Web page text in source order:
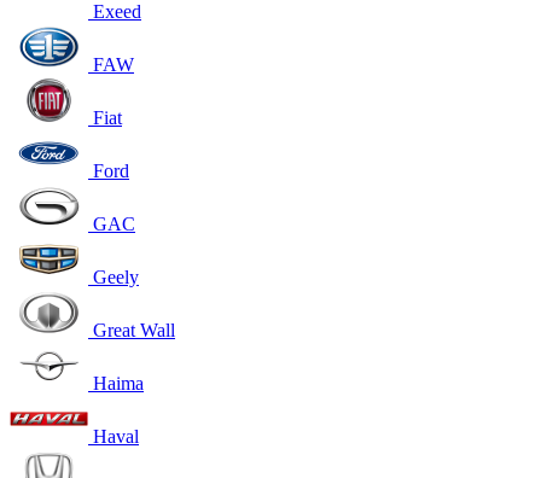
Exeed
FAW
Fiat
Ford
GAC
Geely
Great Wall
Haima
Haval